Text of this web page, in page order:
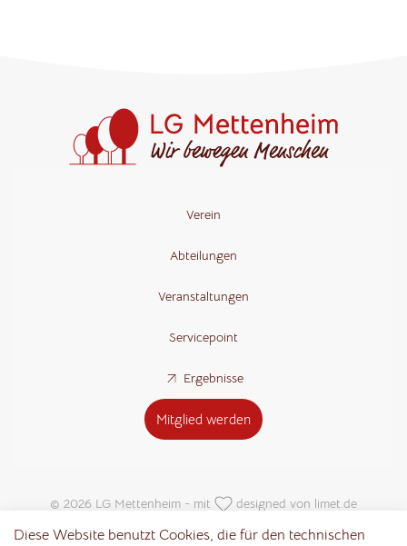
Verein
Abteilungen
Veranstaltungen
Servicepoint
Ergebnisse
Mitglied werden
© 2026 LG Mettenheim - mit designed von limet.de
Diese Website benutzt Cookies, die für den technischen